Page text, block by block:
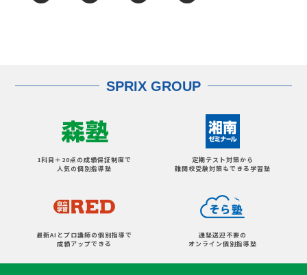
SPRIX GROUP
1科目＋20点の成績保証制度で
人気の個別指導塾
定期テスト対策から
難関校受験対策もできる学習塾
最新AIとプロ講師の個別指導で
成績アップできる
通塾送迎不要の
オンライン個別指導塾